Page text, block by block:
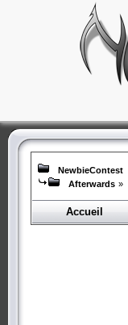
NewbieContest
Afterwards »
Accueil